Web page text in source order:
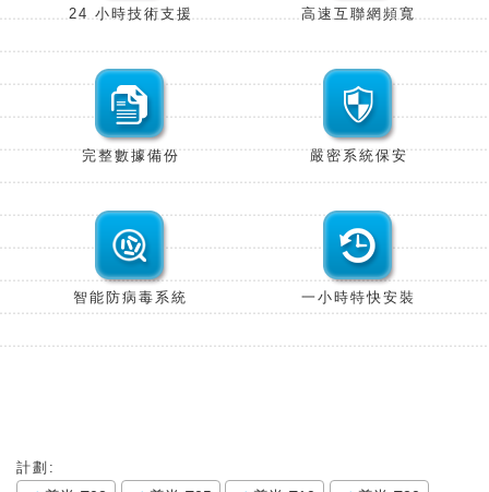
24 小時技術支援 高速互聯網 頻寬
完整數據備份 嚴密系統保安
智能防病毒 系統 一小時特快安裝
計劃: